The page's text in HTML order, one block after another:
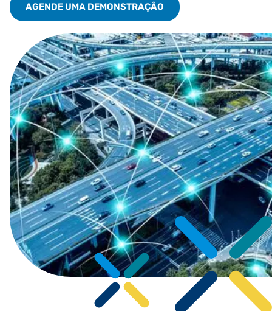
AGENDE UMA DEMONSTRAÇÃO